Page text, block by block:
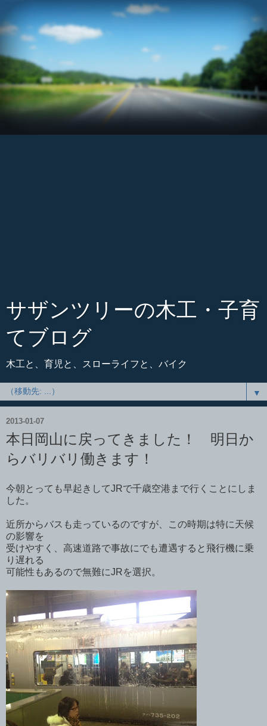
サザンツリーの木工・子育
てブログ
木工と、育児と、スローライフと、バイク
▼
2013-01-07
本日岡山に戻ってきました！ 明日か
らバリバリ働きます！
今朝とっても早起きしてJRで千歳空港まで行くことにしま
した。
近所からバスも走っているのですが、この時期は特に天候
の影響を
受けやすく、高速道路で事故にでも遭遇すると飛行機に乗
り遅れる
可能性もあるので無難にJRを選択。